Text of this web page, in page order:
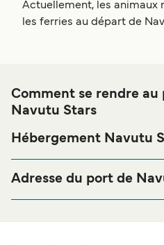
Actuellement, les animaux
les ferries au départ de
Comment se rendre au
Navutu Stars
Hébergement Navutu
Stars ou à proximité, avant ou
vous êtes à la recherche de
Adresse du port de